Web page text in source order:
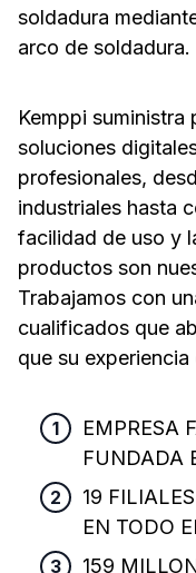
soldadura
arco de soldadura.
Kemppi
soluciones
profesionales,
industriales hasta
facilidad de uso y
productos son
Trabajamos con
cualificados que
que su
EMPRESA
FUNDADA
19
EN TODO
159